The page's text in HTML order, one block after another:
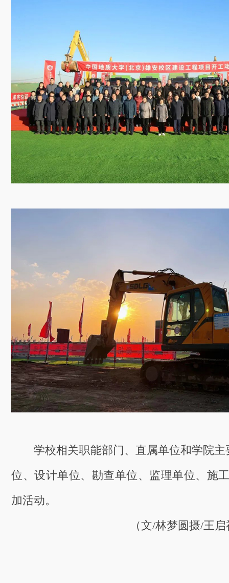
学校相关职能部门、直属单位和学院主
位、设计单位、勘查单位、监理单位、施
加活动。
（文/林梦圆摄/王